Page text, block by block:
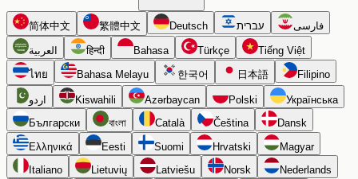
简体中文 繁體中文 Deutsch עברית فارسی
العربية हिन्दी Bahasa Türkçe
Tiếng Việt
ไทย
Bahasa Melayu 한국어 日本語 Filipino
اردو Kiswahili Azərbaycan Polski
Українська
Български
বাংলা Català Čeština
Dansk
Ελληνικά
Eesti Suomi Hrvatski
Magyar
Italiano
Lietuvių Latviešu Norsk
Nederlands